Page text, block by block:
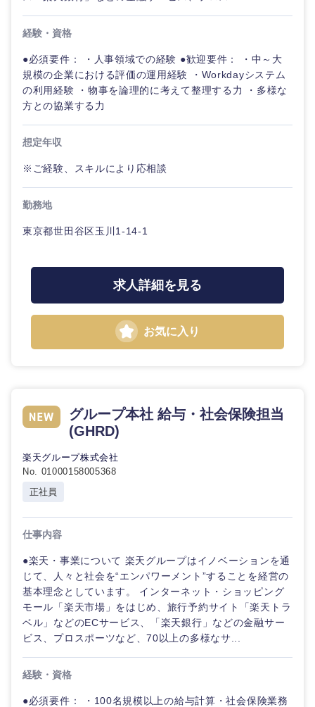
経験・資格
●必須要件： ・人事領域での経験 ●歓迎要件： ・中～大
規模の企業における評価の運用経験 ・Workdayシステム
の利用経験 ・物事を論理的に考えて整理する力 ・多様な
方との協業する力
想定年収
※ご経験、スキルにより応相談
勤務地
東京都世田谷区玉川1-14-1
求人詳細を見る
お気に入り
グループ本社 給与・社会保険担当
(GHRD)
楽天グループ株式会社
No. 01000158005368
正社員
仕事内容
●楽天・事業について 楽天グループはイノベーションを通
じて、人々と社会を“エンパワーメント”することを経営の
基本理念としています。 インターネット・ショッピング
モール「楽天市場」をはじめ、旅行予約サイト「楽天トラ
ベル」などのECサービス、「楽天銀行」などの金融サー
ビス、プロスポーツなど、70以上の多様なサ...
経験・資格
●必須要件： ・100名規模以上の給与計算・社会保険業務